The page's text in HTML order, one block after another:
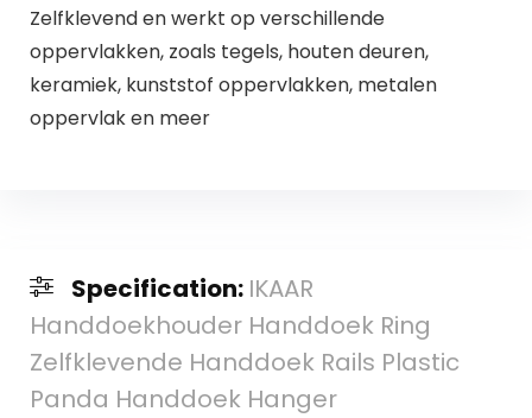
Zelfklevend en werkt op verschillende
oppervlakken, zoals tegels, houten deuren,
keramiek, kunststof oppervlakken, metalen
oppervlak en meer
Specification: IKAAR
Handdoekhouder Handdoek Ring
Zelfklevende Handdoek Rails Plastic
Panda Handdoek Hanger